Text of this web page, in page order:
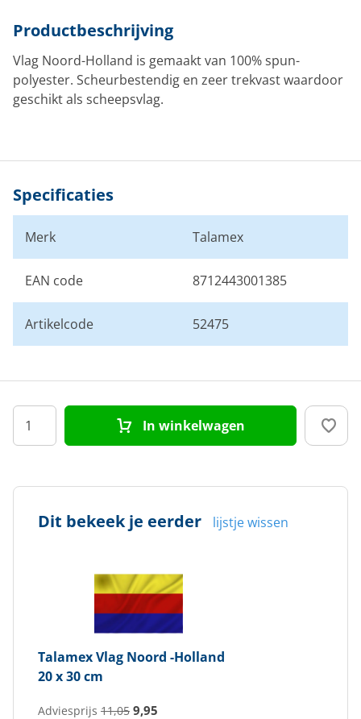
Productbeschrijving
Vlag Noord-Holland is gemaakt van 100% spun-
polyester. Scheurbestendig en zeer trekvast waardoor
geschikt als scheepsvlag.
Specificaties
Merk Talamex
EAN code 8712443001385
Artikelcode 52475
In winkelwagen
Dit bekeek je eerder lijstje wissen
TalamexVlag Noord -Holland
20 x 30 cm
Adviesprijs 11,05 9,95